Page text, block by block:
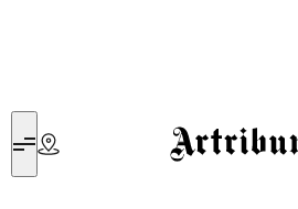
Artribune